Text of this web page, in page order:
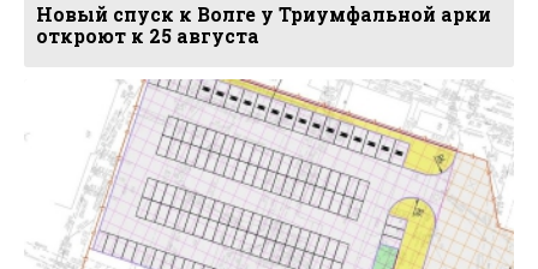
Новый спуск к Волге у Триумфальной арки
откроют к 25 августа